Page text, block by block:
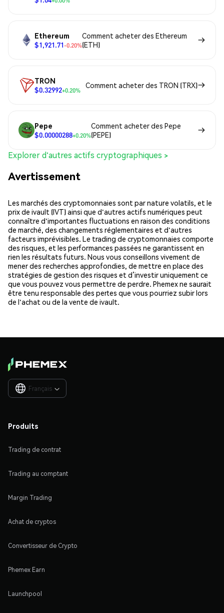
Ethereum
$1,921.71-0.20%
Comment acheter des Ethereum
(ETH)
TRON
$0.32992+0.20%
Comment acheter des TRON (TRX)
Pepe
$0.00000288+0.20%
Comment acheter des Pepe
(PEPE)
Explorer d'autres actifs cryptographiques >
Avertissement
Les marchés des cryptomonnaies sont par nature volatils, et le
prix de ivault (IVT) ainsi que d'autres actifs numériques peut
connaître d'importantes fluctuations en raison des conditions
de marché, des changements réglementaires et d'autres
facteurs imprévisibles. Le trading de cryptomonnaies comporte
des risques, et les performances passées ne garantissent en
rien les résultats futurs. Nous vous conseillons vivement de
mener des recherches approfondies, de mettre en place des
stratégies de gestion des risques et d’investir uniquement ce
que vous pouvez vous permettre de perdre. Phemex ne saurait
être tenu responsable des pertes que vous pourriez subir lors
de l'achat ou de la vente de ivault.
Français 
Produits
Trading de contrat
Trading au comptant
Margin Trading
Achat de cryptos
Convertisseur de Crypto
Phemex Earn
Launchpool